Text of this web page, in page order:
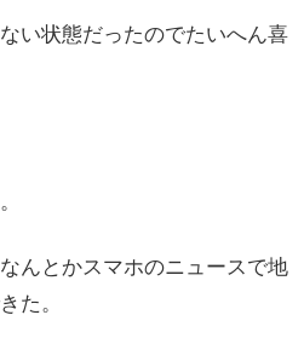
い状態だったのでたいへん喜
んとかスマホのニュースで地
た。